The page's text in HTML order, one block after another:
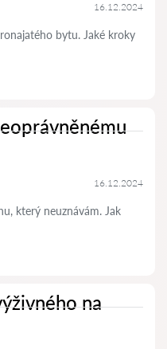
16.12.2024
bytu. Jaké kroky
16.12.2024
který neuznávám. Jak
na